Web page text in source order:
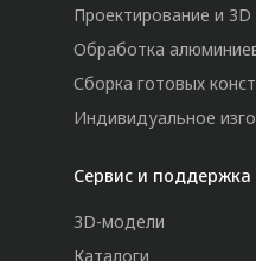
Проектирование и
Обработка
Сборка готовых
Индивидуальное
Сервис и поддержка
3D-модели
Каталоги